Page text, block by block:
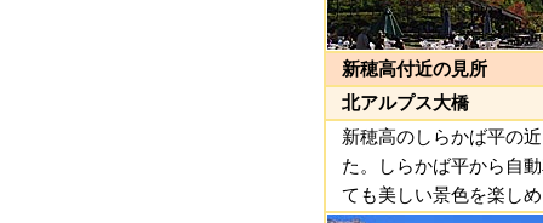
新穂高付近の見所
北アルプス大橋
新穂高のしらかば平の
た。しらかば平から自
ても美しい景色を楽し